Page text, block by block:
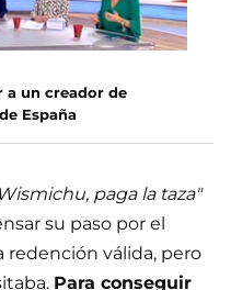
a un creador de
España
paga la taza"
su paso por el
redención válida, pero
Para conseguir